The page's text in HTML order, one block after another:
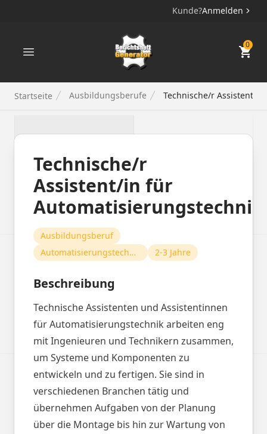
Kunde?Anmelden
Berichtsheft Generator 0
Startseite Ausbildungsberufe Technische/r Assistent/
Technische/r
Assistent/in für
Automatisierungstechnik
Ausbildungsberuf
Automatisierungstechnik
2-3 Jahre
Beschreibung
Technische Assistenten und Assistentinnen
für Automatisierungstechnik arbeiten eng
mit Ingenieuren und Technikern zusammen,
um Systeme und Komponenten zu
entwickeln und zu fertigen. Sie sind in
verschiedenen Branchen tätig und
übernehmen Aufgaben von der Planung
über die Montage bis hin zur Wartung von